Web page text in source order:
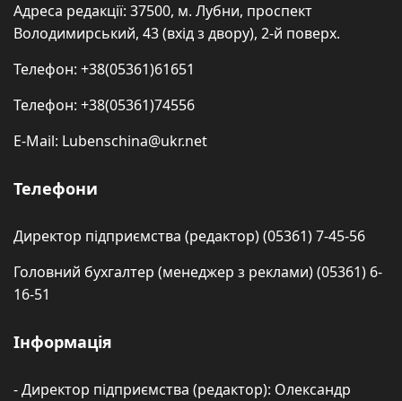
Адреса редакції: 37500, м. Лубни, проспект
Володимирський, 43 (вхід з двору), 2-й поверх.
Телефон: +38(05361)61651
Телефон: +38(05361)74556
E-Mail: Lubenschina@ukr.net
Телефони
Директор підприємства (редактор) (05361) 7-45-56
Головний бухгалтер (менеджер з реклами) (05361) 6-
16-51
Інформація
- Директор підприємства (редактор): Олександр